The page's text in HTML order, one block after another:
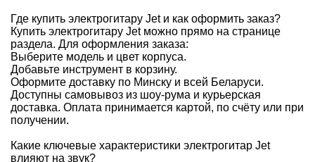
Где купить электрогитару Jet и как оформить заказ?
Купить электрогитару Jet можно прямо на странице
раздела. Для оформления заказа:
Выберите модель и цвет корпуса.
Добавьте инструмент в корзину.
Оформите доставку по Минску и всей Беларуси.
Доступны самовывоз из шоу-рума и курьерская
доставка. Оплата принимается картой, по счёту или при
получении.
Какие ключевые характеристики электрогитар Jet
влияют на звук?